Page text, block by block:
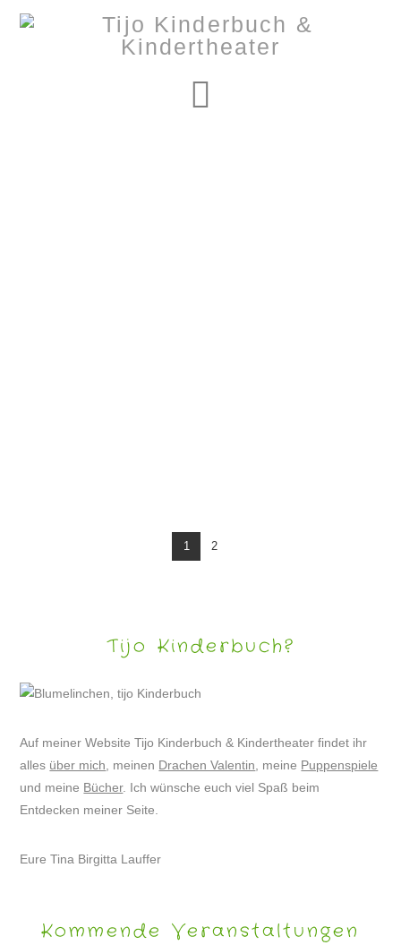
1 2
Tijo Kinderbuch?
Auf meiner Website Tijo Kinderbuch & Kindertheater findet ihr
alles über mich , meinen Drachen Valentin , meine Puppenspiele
und meine Bücher. Ich wünsche euch viel Spaß beim
Entdecken meiner Seite.
Eure Tina Birgitta Lauffer
Kommende Veranstaltungen